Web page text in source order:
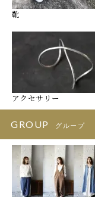
靴
アクセサリー
GROUP グループ